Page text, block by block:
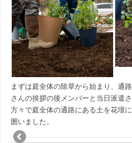
まずは庭全体の除草から始まり、通
さんの挨拶の後メンバーと当日派遣
方々で庭全体の通路にある土を花壇
囲いました。